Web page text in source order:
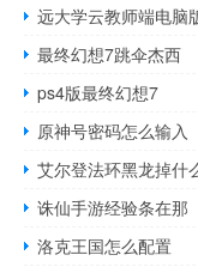
最终幻想7跳伞杰西
ps4版最终幻想7
原神号密码怎么输入
艾尔登法环黑龙掉什
诛仙手游经验条在那
洛克王国怎么配置